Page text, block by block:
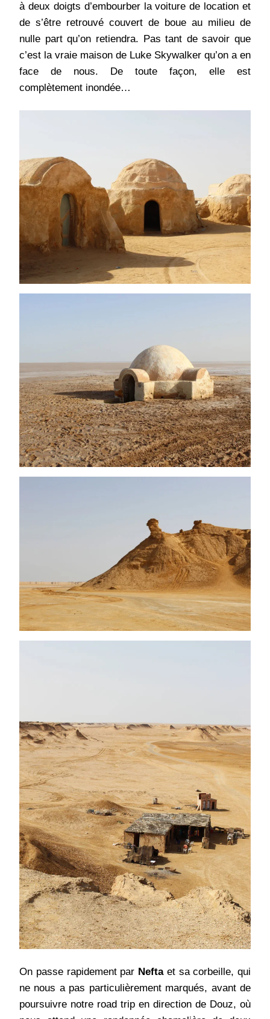
à deux doigts d’embourber la voiture de location et
de s’être retrouvé couvert de boue au milieu de
nulle part qu’on retiendra. Pas tant de savoir que
c’est la vraie maison de Luke Skywalker qu’on a en
face de nous. De toute façon, elle est
complètement inondée…
On passe rapidement par Nefta et sa corbeille, qui
ne nous a pas particulièrement marqués, avant de
poursuivre notre road trip en direction de Douz, où